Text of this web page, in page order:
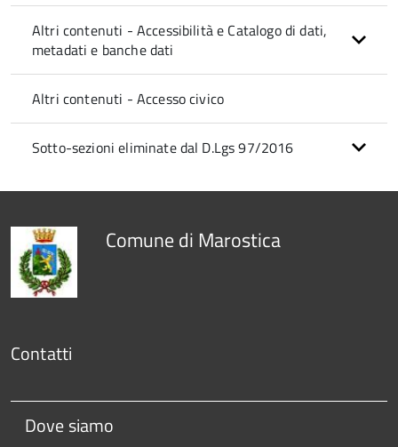
Altri contenuti - Accessibilità e Catalogo di dati,
metadati e banche dati
Altri contenuti - Accesso civico
Sotto-sezioni eliminate dal D.Lgs 97/2016
Comune di Marostica
Contatti
Dove siamo